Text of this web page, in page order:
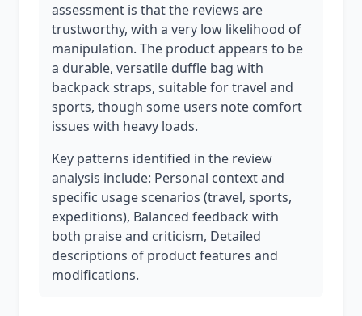
assessment is that the reviews are
trustworthy, with a very low likelihood of
manipulation. The product appears to be
a durable, versatile duffle bag with
backpack straps, suitable for travel and
sports, though some users note comfort
issues with heavy loads.
Key patterns identified in the review
analysis include: Personal context and
specific usage scenarios (travel, sports,
expeditions), Balanced feedback with
both praise and criticism, Detailed
descriptions of product features and
modifications.